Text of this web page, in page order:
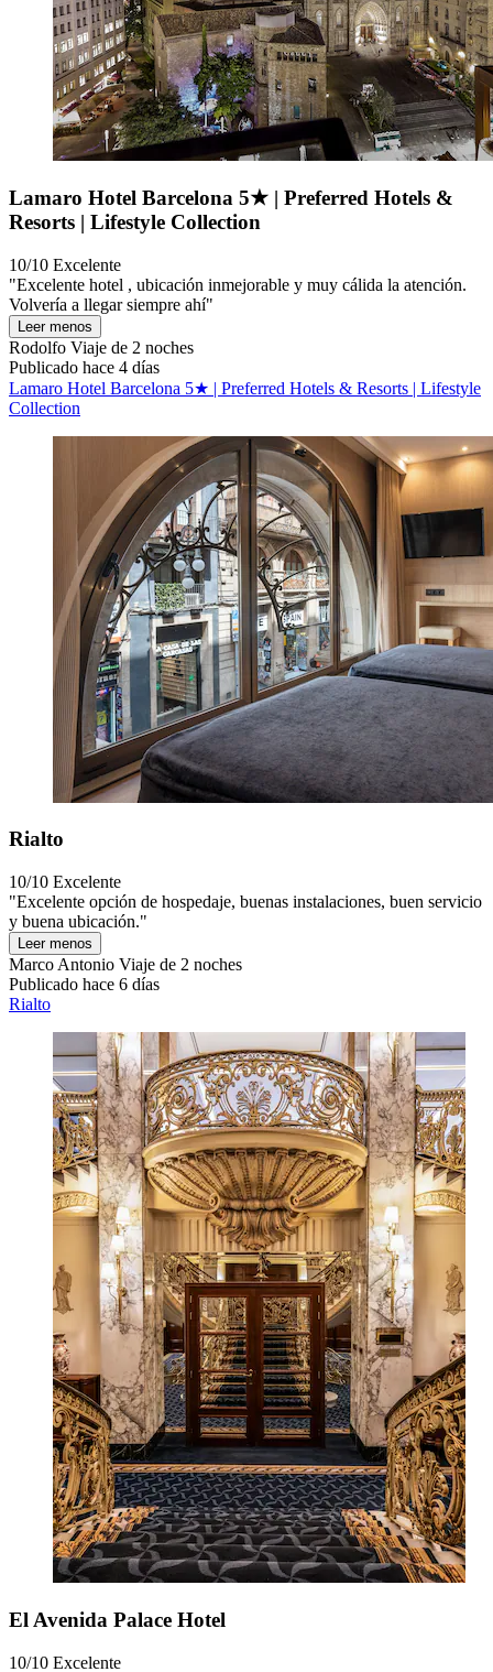
Lamaro Hotel Barcelona 5★ | Preferred Hotels &
Resorts | Lifestyle Collection
10/10 Excelente
"Excelente hotel , ubicación inmejorable y muy cálida la atención.
Volvería a llegar siempre ahí"
Leer menos
Rodolfo Viaje de 2 noches
Publicado hace 4 días
Lamaro Hotel Barcelona 5★ | Preferred Hotels & Resorts | Lifestyle
Collection
Rialto
10/10 Excelente
"Excelente opción de hospedaje, buenas instalaciones, buen servicio
y buena ubicación."
Leer menos
Marco Antonio Viaje de 2 noches
Publicado hace 6 días
Rialto
El Avenida Palace Hotel
10/10 Excelente